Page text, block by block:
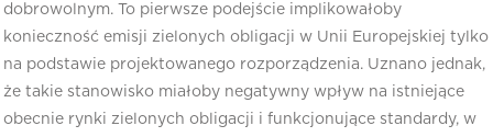
dobrowolnym. To pierwsze podejście implikowałoby
konieczność emisji zielonych obligacji w Unii Europejskiej tylko
na podstawie projektowanego rozporządzenia. Uznano jednak,
że takie stanowisko miałoby negatywny wpływ na istniejące
obecnie rynki zielonych obligacji i funkcjonujące standardy, w